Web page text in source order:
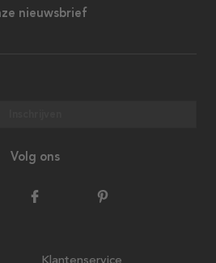
nieuwsbrief
Volg ons
Klantenservice